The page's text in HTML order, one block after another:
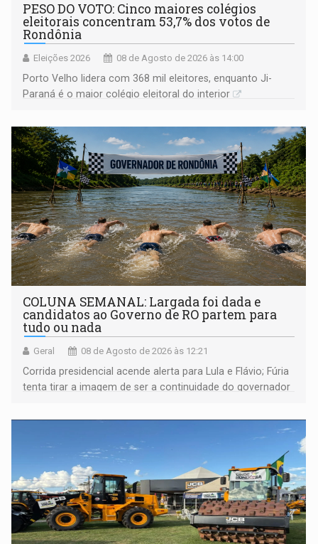
PESO DO VOTO: Cinco maiores colégios
eleitorais concentram 53,7% dos votos de
Rondônia
Eleições 2026 08 de Agosto de 2026 às 14:00
Porto Velho lidera com 368 mil eleitores, enquanto Ji-
Paraná é o maior colégio eleitoral do interior
COLUNA SEMANAL: Largada foi dada e
candidatos ao Governo de RO partem para
tudo ou nada
Geral 08 de Agosto de 2026 às 12:21
Corrida presidencial acende alerta para Lula e Flávio; Fúria
tenta tirar a imagem de ser a continuidade do governador
não ter entrado no modo eleição; ABAV faz evento em